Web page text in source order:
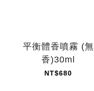
平衡體香噴霧 (無
香)30ml
NT$680